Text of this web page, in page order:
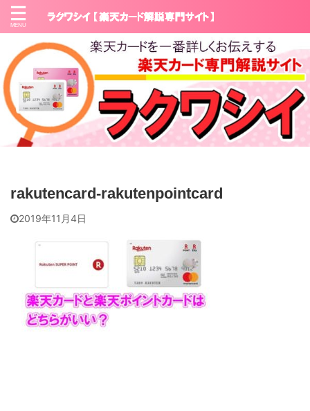
rakutencard-rakutenpointcard
2019年11月4日